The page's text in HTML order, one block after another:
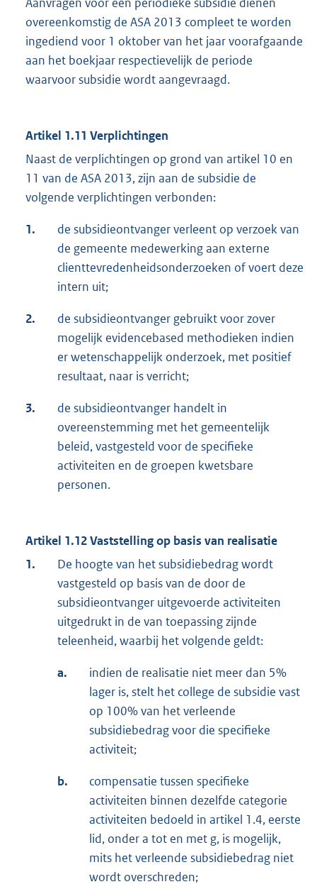
overeenkomstig de ASA 2013 compleet te worden
ingediend voor 1 oktober van het jaar voorafgaande
aan het boekjaar respectievelijk de periode
waarvoor subsidie wordt aangevraagd.
Artikel 1.11 Verplichtingen
Naast de verplichtingen op grond van artikel 10 en
11 van de ASA 2013, zijn aan de subsidie de
volgende verplichtingen verbonden:
1.
de subsidieontvanger verleent op verzoek van
de gemeente medewerking aan externe
clienttevredenheidsonderzoeken of voert deze
intern uit;
2.
de subsidieontvanger gebruikt voor zover
mogelijk evidencebased methodieken indien
er wetenschappelijk onderzoek, met positief
resultaat, naar is verricht;
3.
de subsidieontvanger handelt in
overeenstemming met het gemeentelijk
beleid, vastgesteld voor de specifieke
activiteiten en de groepen kwetsbare
personen.
Artikel 1.12 Vaststelling op basis van realisatie
1.
De hoogte van het subsidiebedrag wordt
vastgesteld op basis van de door de
subsidieontvanger uitgevoerde activiteiten
uitgedrukt in de van toepassing zijnde
teleenheid, waarbij het volgende geldt:
a.
indien de realisatie niet meer dan 5%
lager is, stelt het college de subsidie vast
op 100% van het verleende
subsidiebedrag voor die specifieke
activiteit;
b.
compensatie tussen specifieke
activiteiten binnen dezelfde categorie
activiteiten bedoeld in artikel 1.4, eerste
lid, onder a tot en met g, is mogelijk,
mits het verleende subsidiebedrag niet
wordt overschreden;